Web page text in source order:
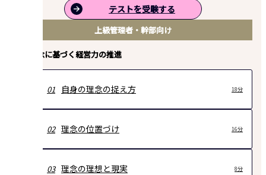
テストを受験する
上級管理者・幹部向け
経営理念に基づく経営力の推進
01 自身の理念の捉え方 18分
02 理念の位置づけ 16分
03 理念の理想と現実 8分